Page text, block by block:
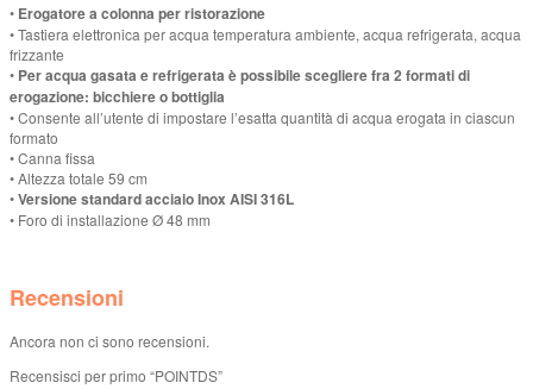
• Erogatore a colonna per ristorazione
• Tastiera elettronica per acqua temperatura ambiente, acqua refrigerata, acqua
frizzante
• Per acqua gasata e refrigerata è possibile scegliere fra 2 formati di
erogazione: bicchiere o bottiglia
• Consente all’utente di impostare l’esatta quantità di acqua erogata in ciascun
formato
• Canna fissa
• Altezza totale 59 cm
•Versione standard acciaio Inox AISI 316L
• Foro di installazione Ø 48 mm
Recensioni
Ancora non ci sono recensioni.
Recensisci per primo “POINTDS”